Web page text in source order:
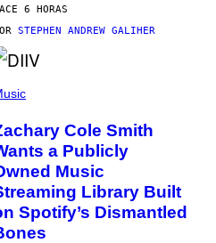
6 HORAS
STEPHEN ANDREW GALIHER
Cole Smith
a Publicly
Music
Library Built
Spotify’s Dismantled